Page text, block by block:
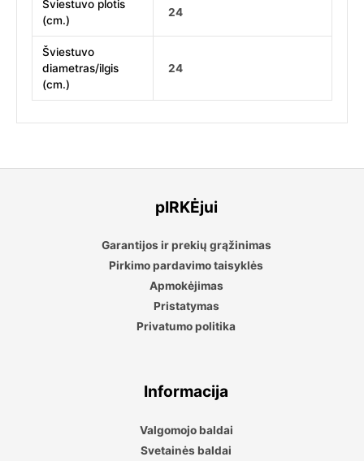
Šviestuvo plotis
(cm.)
24
Šviestuvo
diametras/ilgis
(cm.)
24
pIRKĖjui
Garantijos ir prekių grąžinimas
Pirkimo pardavimo taisyklės
Apmokėjimas
Pristatymas
Privatumo politika
Informacija
Valgomojo baldai
Svetainės baldai